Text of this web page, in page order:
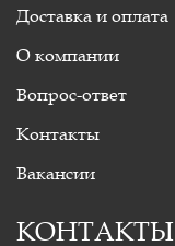
Доставка и оплата
О компании
Вопрос-ответ
Контакты
Вакансии
КОНТАКТЫ